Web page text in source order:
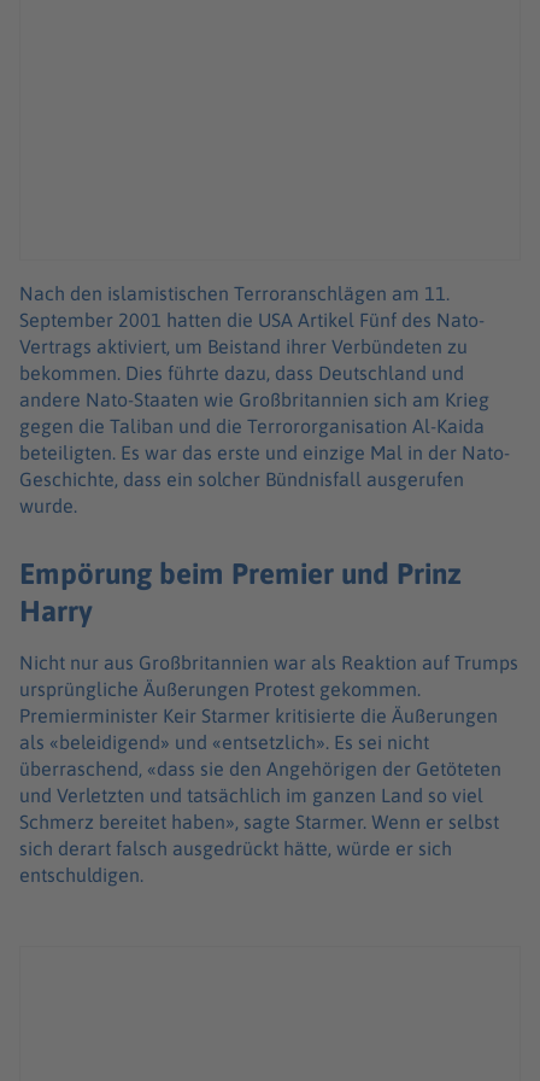
Nach den islamistischen Terroranschlägen am 11.
September 2001 hatten die USA Artikel Fünf des Nato-
Vertrags aktiviert, um Beistand ihrer Verbündeten zu
bekommen. Dies führte dazu, dass Deutschland und
andere Nato-Staaten wie Großbritannien sich am Krieg
gegen die Taliban und die Terrororganisation Al-Kaida
beteiligten. Es war das erste und einzige Mal in der Nato-
Geschichte, dass ein solcher Bündnisfall ausgerufen
wurde.
Empörung beim Premier und Prinz
Harry
Nicht nur aus Großbritannien war als Reaktion auf Trumps
ursprüngliche Äußerungen Protest gekommen.
Premierminister Keir Starmer kritisierte die Äußerungen
als «beleidigend» und «entsetzlich». Es sei nicht
überraschend, «dass sie den Angehörigen der Getöteten
und Verletzten und tatsächlich im ganzen Land so viel
Schmerz bereitet haben», sagte Starmer. Wenn er selbst
sich derart falsch ausgedrückt hätte, würde er sich
entschuldigen.